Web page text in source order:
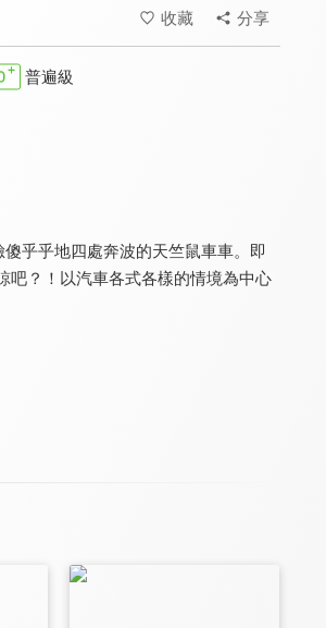
12 集 全 12 集
收藏 分享
普遍級
乎乎地四處奔波的天竺鼠車車。即
吧？！以汽車各式各樣的情境為中心